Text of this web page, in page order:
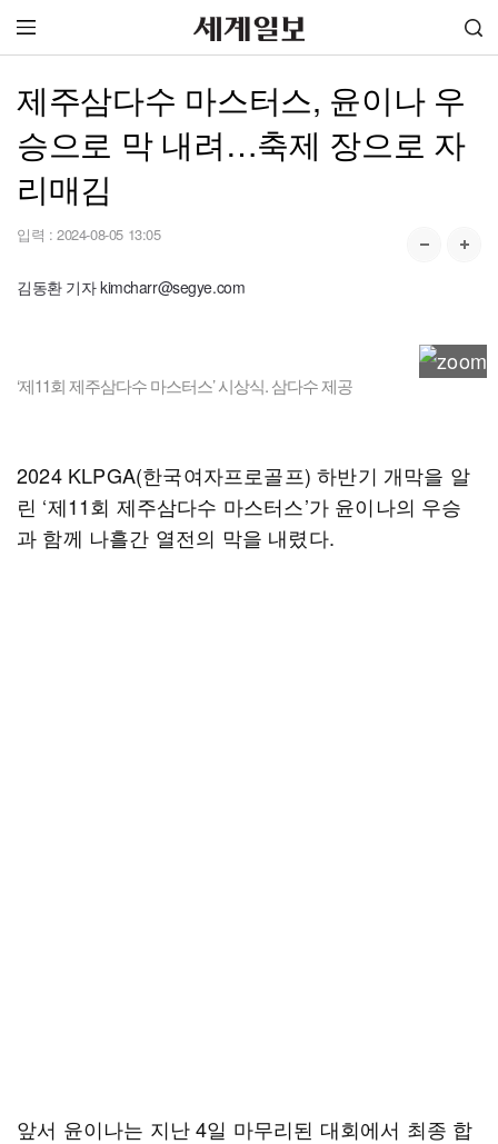
제주삼다수 마스터스, 윤이나 우
승으로 막 내려…축제 장으로 자
리매김
입력 : 2024-08-05 13:05
김동환 기자 kimcharr@segye.com
‘제11회 제주삼다수 마스터스’ 시상식. 삼다수 제공
2024 KLPGA(한국여자프로골프) 하반기 개막을 알
린 ‘제11회 제주삼다수 마스터스’가 윤이나의 우승
과 함께 나흘간 열전의 막을 내렸다.
앞서 윤이나는 지난 4일 마무리된 대회에서 최종 합